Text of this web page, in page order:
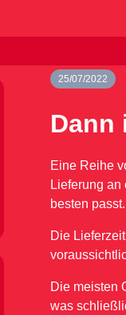
25/07/2022
Dann
Eine Reihe
Lieferung
besten
Die
Die meisten
was